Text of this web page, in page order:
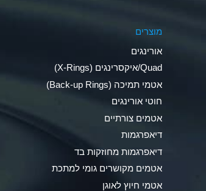
Ammonia Anhydrous
Ammonia Gas (hot)
Ammonium Carbonate (Aqueous)
Ammonium Chloride (Aqueous)
Ammonium Hydroxide (conc.)
Ammonium Nitrate (Aqueous)
מוצרים
אורינגים
Quad/איקסרינגים (X-Rings)
אטמי תמיכה (Back-up Rings)
חוטי אורינגים
אטמים צורתיים
דיאפרגמות
דיאפרגמות מחוזקות בד
אטמים מקושרים גומי למתכת
אטמי חיוץ לאוגן